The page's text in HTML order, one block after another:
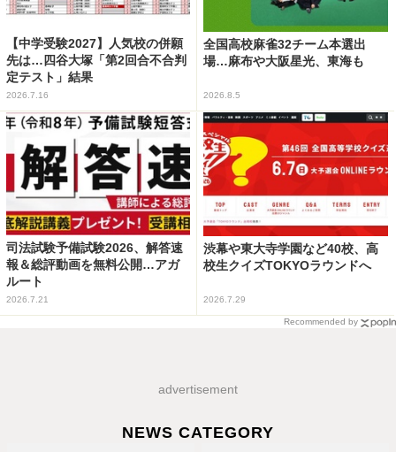
【中学受験2027】人気校の併願
先は…四谷大塚「第2回合不合判
定テスト」結果
2026.7.16
全国高校麻雀32チーム本選出
場…麻布や大阪星光、東海も
2026.8.5
司法試験予備試験2026、解答速
報＆総評動画を無料公開…アガ
ルート
2026.7.21
渋幕や東大寺学園など40校、高
校生クイズTOKYOラウンドへ
2026.7.29
Recommended by
advertisement
NEWS CATEGORY